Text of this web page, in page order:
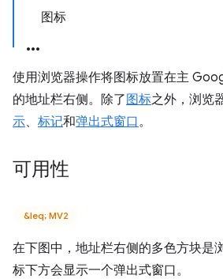
图标
使用浏览器操作将图标放置在主
的地址栏右侧。除了 图标之外，浏览
示、 标记和弹出式窗口。
可用性
&leq; MV2
在下图中，地址栏右侧的多色方块是
标下方会显示一个弹出式窗口。